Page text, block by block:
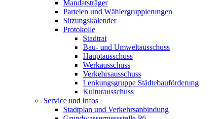
Mandatsträger
Parteien und Wählergruppierungen
Sitzungskalender
Protokolle
Stadtrat
Bau- und Umweltausschuss
Hauptausschuss
Werkausschuss
Verkehrsausschuss
Lenkungsgruppe Städtebauförderung
Kulturausschuss
Service und Infos
Stadtplan und Verkehrsanbindung